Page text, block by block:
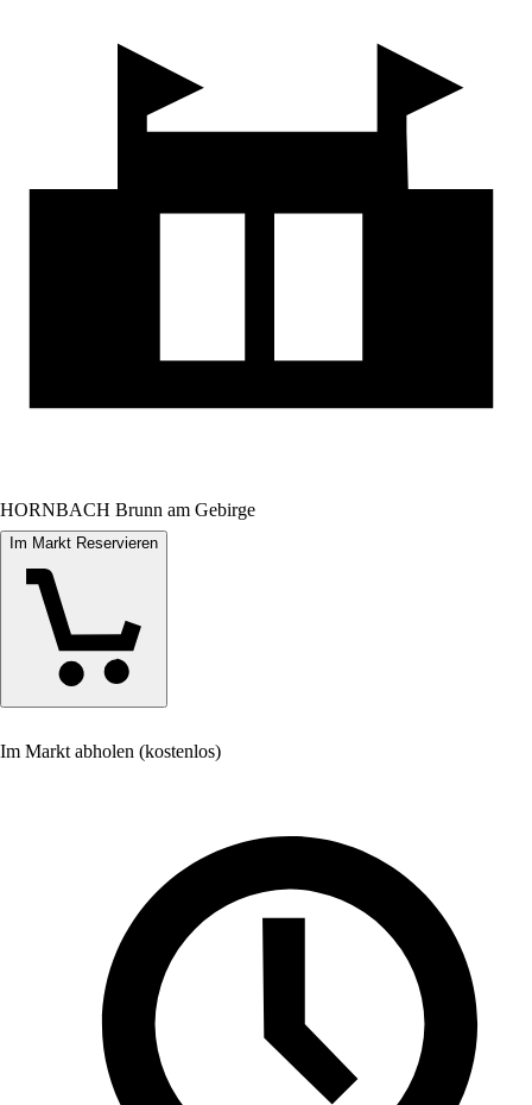
HORNBACH Brunn am Gebirge
Im Markt Reservieren
Im Markt abholen (kostenlos)